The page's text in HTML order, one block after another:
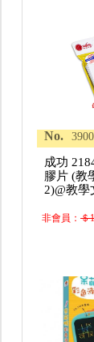
No.
成功
膠片 (教
2)@教學
非會員：＄